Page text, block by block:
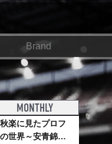
Brand
MONTHLY
楽に見たプロフ
世界～安青錦の